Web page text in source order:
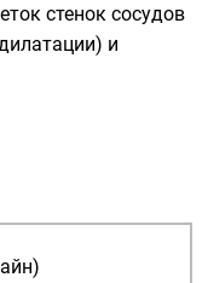
стенок сосудов
и